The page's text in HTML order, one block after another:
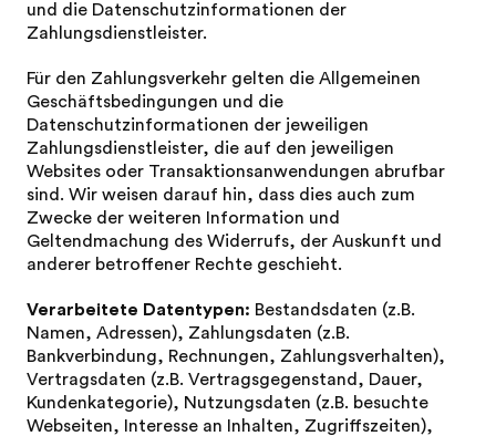
und die Datenschutzinformationen der
Zahlungsdienstleister.
Für den Zahlungsverkehr gelten die Allgemeinen
Geschäftsbedingungen und die
Datenschutzinformationen der jeweiligen
Zahlungsdienstleister, die auf den jeweiligen
Websites oder Transaktionsanwendungen abrufbar
sind. Wir weisen darauf hin, dass dies auch zum
Zwecke der weiteren Information und
Geltendmachung des Widerrufs, der Auskunft und
anderer betroffener Rechte geschieht.
Verarbeitete Datentypen: Bestandsdaten (z.B.
Namen, Adressen), Zahlungsdaten (z.B.
Bankverbindung, Rechnungen, Zahlungsverhalten),
Vertragsdaten (z.B. Vertragsgegenstand, Dauer,
Kundenkategorie), Nutzungsdaten (z.B. besuchte
Webseiten, Interesse an Inhalten, Zugriffszeiten),